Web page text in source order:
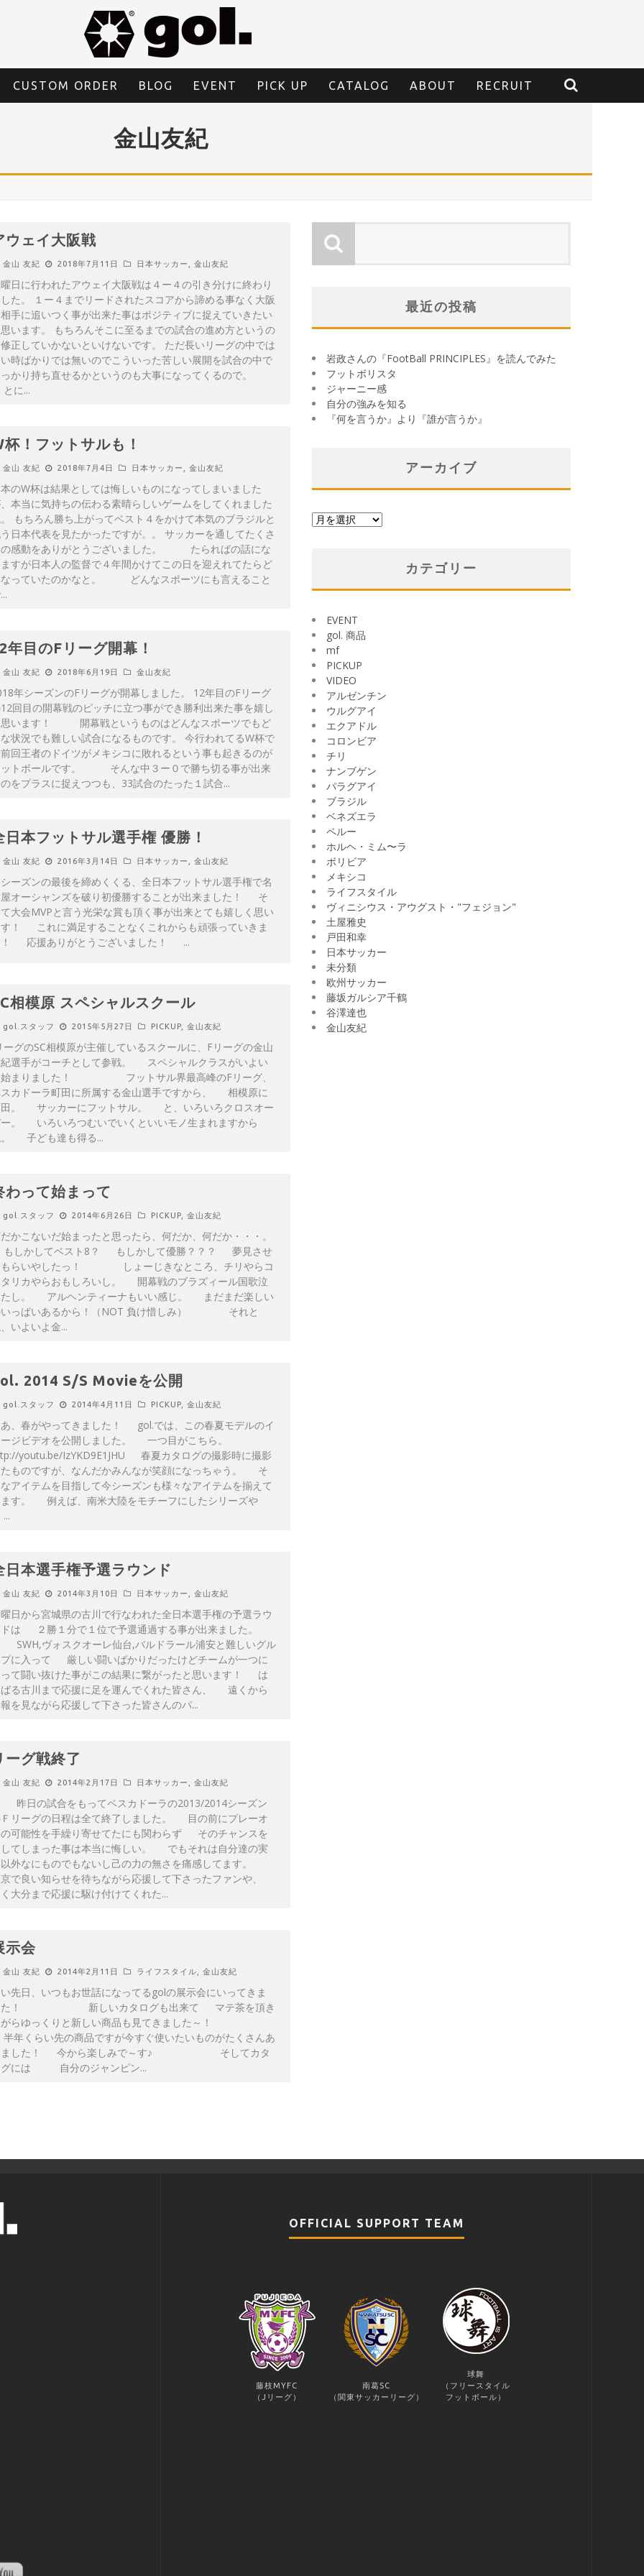
CUSTOM ORDER BLOG EVENT PICK UP CATALOG ABOUT RECRUIT
金山友紀
ウェイ大阪戦
金山 友紀 2018年7月11日 日本サッカー 金山友紀
日に行われたアウェイ大阪戦は４ー４の引き分けに終わり
た。 １ー４までリードされたスコアから諦める事なく大阪
手に追いつく事が出来た事はポジティブに捉えていきたい
います。 もちろんそこに至るまでの試合の進め方というの
正していかないといけないです。 ただ長いリーグの中では
時ばかりでは無いのでこういった苦しい展開を試合の中で
かり持ち直せるかというのも大事になってくるので。
に...
杯！フットサルも！
金山 友紀 2018年7月4日 日本サッカー 金山友紀
のW杯は結果としては悔しいものになってしまいました
本当に気持ちの伝わる素晴らしいゲームをしてくれました
もちろん勝ち上がってベスト４をかけて本気のブラジルと
日本代表を見たかったですが。。 サッカーを通してたくさ
感動をありがとうございました。 たらればの話にな
すが日本人の監督で４年間かけてこの日を迎えれてたらど
っていたのかなと。 どんなスポーツにも言えること
...
年目のFリーグ開幕！
金山 友紀 2018年6月19日 金山友紀
年シーズンのFリーグが開幕しました。 12年目のFリーグ
回目の開幕戦のピッチに立つ事ができ勝利出来た事を嬉し
います！ 開幕戦というものはどんなスポーツでもど
状況でも難しい試合になるものです。 今行われてるW杯で
回王者のドイツがメキシコに敗れるという事も起きるのが
トボールです。 そんな中３ー０で勝ち切る事が出来
をプラスに捉えつつも、33試合のたった１試合...
日本フットサル選手権 優勝！
金山 友紀 2016年3月14日 日本サッカー 金山友紀
ーズンの最後を締めくくる、全日本フットサル選手権で名
オーシャンズを破り初優勝することが出来ました！ そ
大会MVPと言う光栄な賞も頂く事が出来とても嬉しく思い
！ これに満足することなくこれからも頑張っていきま
応援ありがとうございました！ ...
相模原 スペシャルスクール
gol.スタッフ 2015年5月27日 PICKUP, 金山友紀
ーグのSC相模原が主催しているスクールに、Fリーグの金山
選手がコーチとして参戦。 スペシャルクラスがいよい
まりました！ フットサル界最高峰のFリーグ、
カドーラ町田に所属する金山選手ですから、 相模原に
。 サッカーにフットサル。 と、いろいろクロスオー
。 いろいろつむいでいくといいモノ生まれますから
子ども達も得る...
わって始まって
gol.スタッフ 2014年6月26日 PICKUP, 金山友紀
かこないだ始まったと思ったら、何だか、何だか・・・。
かしてベスト8？ もしかして優勝？？？ 夢見させ
らいやしたっ！ しょーじきなところ、チリやらコ
リカやらおもしろいし。 開幕戦のブラズィール国歌泣
し。 アルヘンティーナもいい感じ。 まだまだ楽しい
っぱいあるから！（NOT 負け惜しみ） それと
いよいよ金...
2014 S/S Movieを公開
gol.スタッフ 2014年4月11日 PICKUP, 金山友紀
、春がやってきました！ gol.では、この春夏モデルのイ
ジビデオを公開しました。 一つ目がこちら。
youtu.be/IzYKD9E1JHU 春夏カタログの撮影時に撮影
ものですが、なんだかみんなが笑顔になっちゃう。 そ
アイテムを目指して今シーズンも様々なアイテムを揃えて
す。 例えば、南米大陸をモチーフにしたシリーズや
...
日本選手権予選ラウンド
金山 友紀 2014年3月10日 日本サッカー 金山友紀
日から宮城県の古川で行なわれた全日本選手権の予選ラウ
は ２勝１分で１位で予選通過する事が出来ました。
ヴォスクオーレ仙台,バルドラール浦安と難しいグル
に入って 厳しい闘いばかりだったけどチームが一つに
て闘い抜けた事がこの結果に繋がったと思います！ は
る古川まで応援に足を運んでくれた皆さん、 遠くから
を見ながら応援して下さった皆さんのパ...
ーグ戦終了
金山 友紀 2014年2月17日 日本サッカー 金山友紀
の試合をもってペスカドーラの2013/2014シーズン
リーグの日程は全て終了しました。 目の前にプレーオ
可能性を手繰り寄せてたにも関わらず そのチャンスを
てしまった事は本当に悔しい。 でもそれは自分達の実
外なにものでもないし己の力の無さを痛感してます。
で良い知らせを待ちながら応援して下さったファンや、
大分まで応援に駆け付けてくれた...
示会
金山 友紀 2014年2月11日 ライフスタイル 金山友紀
先日、いつもお世話になってるgolの展示会にいってきま
た！ 新しいカタログも出来て マテ茶を頂き
がらゆっくりと新しい商品も見てきました～！
くらい先の商品ですが今すぐ使いたいものがたくさんあ
ました！ 今から楽しみで～す♪ そしてカタ
グには 自分のジャンピン...
最近の投稿
岩政さんの『FootBall PRINCIPLES』を読んでみた
フットボリスタ
ジャーニー感
自分の強みを知る
『何を言うか』より『誰が言うか』
アーカイブ
ア
カテゴリー
EVENT
gol. 商品
mf
PICKUP
VIDEO
アルゼンチン
ウルグアイ
エクアドル
コロンビア
チリ
ナンブゲン
パラグアイ
ブラジル
ベネズエラ
ペルー
ホルヘ・ミム〜ラ
ボリビア
メキシコ
ライフスタイル
ヴィニシウス・アウグスト・"フェジョン"
土屋雅史
戸田和幸
日本サッカー
未分類
欧州サッカー
藤坂ガルシア千鶴
谷澤達也
金山友紀
OFFICIAL SUPPORT TEAM
藤枝MYFC
（Jリーグ）
南葛SC
（関東サッカーリーグ）
球舞
（フリースタイル
フットボール）